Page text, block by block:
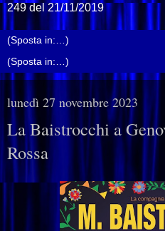
249 del 21/11/2019
lunedì 27 novembre 2023
La Baistrocchi a
Rossa